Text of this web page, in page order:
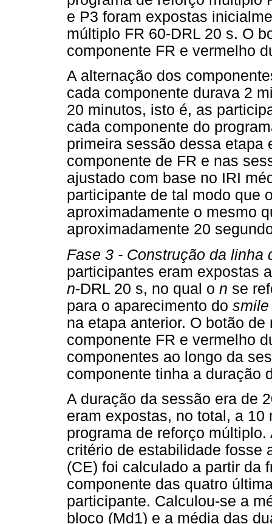
e P3 foram expostas
múltiplo FR 60-DRL 20 s. O
componente FR e vermelho
A alternação dos
cada componente durava 2
20 minutos, isto é, as
cada componente do
primeira sessão dessa etapa
componente de FR e nas
ajustado com base no IRI
participante de tal modo que
aproximadamente o mesmo
aproximadamente 20
Fase 3 - Construção da linha
participantes eram expostas
n-DRL 20 s, no qual o n se
para o aparecimento do smile
na etapa anterior. O botão
componente FR e vermelho
componentes ao longo da
componente tinha a duração
A duração da sessão era de
eram expostas, no total, a
programa de reforço
critério de estabilidade fosse
(CE) foi calculado a partir da
componente das quatro
participante. Calculou-se a
bloco (Md1) e a média das